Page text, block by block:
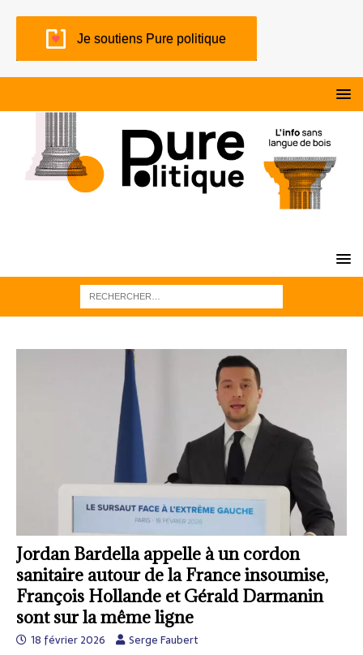
Je soutiens Pure politique
Jordan Bardella appelle à un cordon
sanitaire autour de la France insoumise,
François Hollande et Gérald Darmanin
sont sur la même ligne
18 février 2026 Serge Faubert